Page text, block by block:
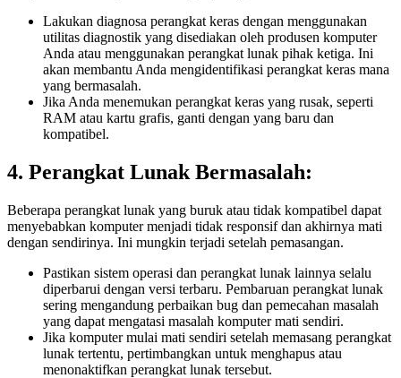
Lakukan diagnosa perangkat keras dengan menggunakan
utilitas diagnostik yang disediakan oleh produsen komputer
Anda atau menggunakan perangkat lunak pihak ketiga. Ini
akan membantu Anda mengidentifikasi perangkat keras mana
yang bermasalah.
Jika Anda menemukan perangkat keras yang rusak, seperti
RAM atau kartu grafis, ganti dengan yang baru dan
kompatibel.
4. Perangkat Lunak Bermasalah:
Beberapa perangkat lunak yang buruk atau tidak kompatibel dapat
menyebabkan komputer menjadi tidak responsif dan akhirnya mati
dengan sendirinya. Ini mungkin terjadi setelah pemasangan.
Pastikan sistem operasi dan perangkat lunak lainnya selalu
diperbarui dengan versi terbaru. Pembaruan perangkat lunak
sering mengandung perbaikan bug dan pemecahan masalah
yang dapat mengatasi masalah komputer mati sendiri.
Jika komputer mulai mati sendiri setelah memasang perangkat
lunak tertentu, pertimbangkan untuk menghapus atau
menonaktifkan perangkat lunak tersebut.